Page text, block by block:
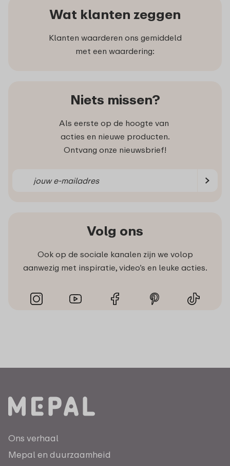
Wat klanten zeggen
Klanten waarderen ons gemiddeld
met een waardering:
Niets missen?
Als eerste op de hoogte van
acties en nieuwe producten.
Ontvang onze nieuwsbrief!
Volg ons
Ook op de sociale kanalen zijn we volop
aanwezig met inspiratie, video’s en leuke acties.
Ons verhaal
Mepal en duurzaamheid